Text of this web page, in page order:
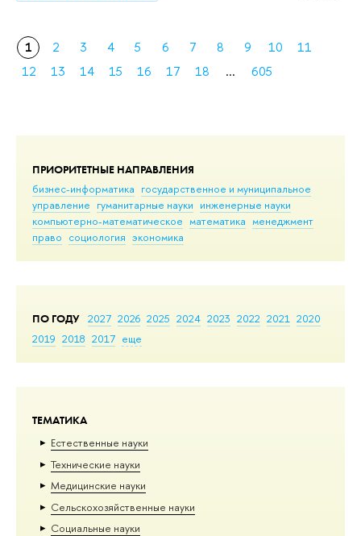
ПРИОРИТЕТНЫЕ НАПРАВЛЕНИЯ
бизнес-информатика государственное и муниципальное
управление гуманитарные науки инженерные науки
компьютерно-математическое математика менеджмент
право социология экономика
ПО ГОДУ 2027 2026 2025 2024 2023 2022 2021 2020
2019 2018 2017 еще
ТЕМАТИКА
Естественные науки
Тех­ничес­кие науки
Медицинские науки
Сельскохозяйственные науки
Социальные науки
1 2 3 4 5 6 7 8 9 10
11
12
13 14 15 16 17 18 ... 605